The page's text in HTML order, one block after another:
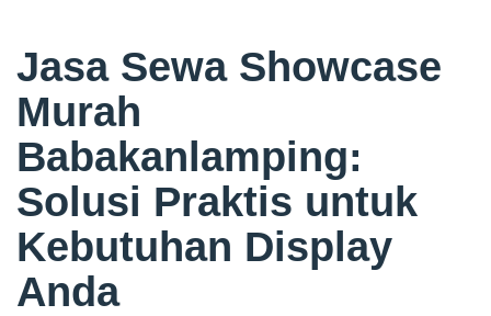
Jasa Sewa Showcase
Murah
Babakanlamping:
Solusi Praktis untuk
Kebutuhan Display
Anda